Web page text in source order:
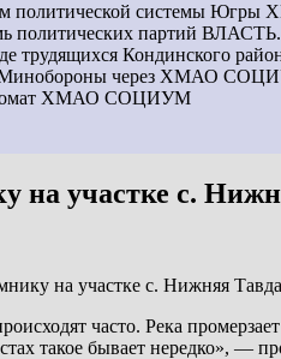
политической системы Югры
политических партий
трудящихся Кондинского
Минобороны через ХМАО
ХМАО СОЦИУМ
на участке с.
на участке с. Нижняя
часто. Река
такое бывает нередко», —